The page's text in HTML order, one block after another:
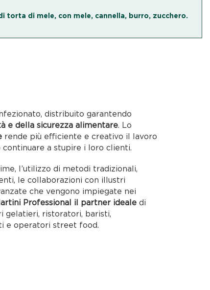
torta di mele, con mele, cannella, burro, zucchero.
distribuito garantendo
e della sicurezza alimentare. Lo
rende più efficiente e creativo il lavoro
a stupire i loro clienti.
l’utilizzo di metodi tradizionali,
le collaborazioni con illustri
che vengono impiegate nei
Professional il partner ideale di
gelatieri, ristoratori, baristi,
e operatori street food.